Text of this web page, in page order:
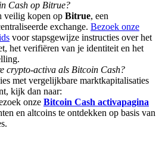
Users
500,000 USDT
Carnival
Cash op Bitrue?
veilig kopen op Bitrue, een
exchange. Bezoek onze
voor stapsgewijze instructies over het
het verifiëren van je identiteit en het
crypto-activa als Bitcoin Cash?
met vergelijkbare marktkapitalisaties
kijk dan naar:
onze Bitcoin Cash activapagina
en altcoins te ontdekken op basis van